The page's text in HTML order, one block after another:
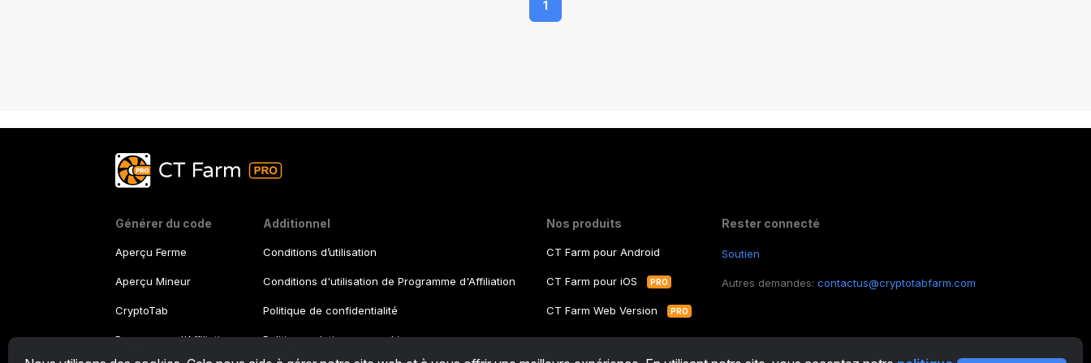
Async Art. La plateforme permet de
créer, de collectionner et de vendre de
"l'art programmable". Les œuvres
statiques, elles se divisent en couches et
conception. Ainsi, vous ne faites pas
qu'investir, vous participez aussi à la
démarche artistique. Matt Kane a déjà
annoncé qu'il lancerait régulièrement
1
Générer du code
Aperçu Ferme
Aperçu Mineur
CryptoTab
Programme d'Affiliation
Additionnel
Conditions d’utilisation
Conditions d'utilisation de Programme d'Affiliation
Politique de confidentialité
Politique relative aux cookies
Nos produits
CT Farm pour Android
CT Farm pour iOS PRO
CT Farm Web Version PRO
Rester connecté
Soutien
Autres demandes: contactus@cryptotabfarm.com